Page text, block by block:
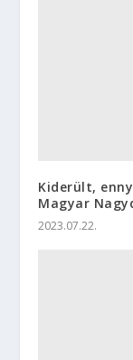
Kiderült,
Magyar
2023.07.22.